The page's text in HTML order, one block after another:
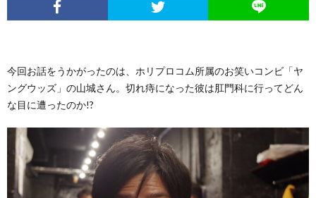
ト
ト
ュ
芸
今回お話をうかがったのは、ホリプロコム所属のお笑いコンビ「ヤ
ングウッズ」の山城さん。切れ痔になった彼は肛門科に行ってどん
な目に遭ったのか!?